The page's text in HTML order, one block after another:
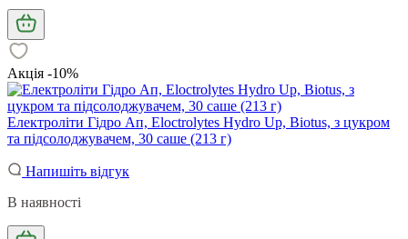
Акція -10%
Електроліти Гідро Ап, Eloctrolytes Hydro Up, Biotus, з цукром
та підсолоджувачем, 30 саше (213 г)
Напишіть відгук
В наявності